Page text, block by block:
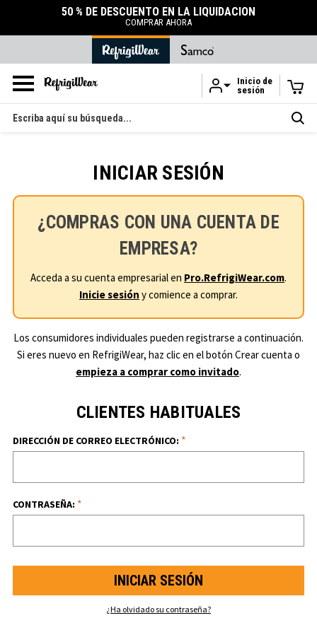
Ir al contenido principal
50 % DE DESCUENTO EN LA LIQUIDACIÓN
COMPRAR AHORA
Inicio de
sesión
Buscar
en
INICIAR SESIÓN
¿COMPRAS CON UNA CUENTA DE
EMPRESA?
Acceda a su cuenta empresarial en Pro.RefrigiWear.com.
Inicie sesión y comience a comprar.
Los consumidores individuales pueden registrarse a continuación.
Si eres nuevo en RefrigiWear, haz clic en el botón Crear cuenta o
empieza a comprar como invitado.
CLIENTES HABITUALES
DIRECCIÓN DE CORREO ELECTRÓNICO: *
CONTRASEÑA: *
¿Ha olvidado su contraseña?